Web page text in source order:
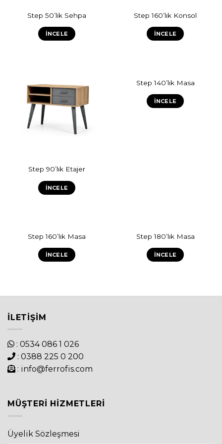
Step 50’lik Sehpa
İNCELE
Step 160’lık Konsol
İNCELE
Step 90’lık Etajer
İNCELE
Step 140’lık Masa
İNCELE
Step 160’lık Masa
İNCELE
Step 180’lık Masa
İNCELE
İLETIŞIM
: 0534 086 1 026
: 0388 225 0 200
: info@ferrofis.com
MÜŞTERI HIZMETLERI
Üyelik Sözleşmesi